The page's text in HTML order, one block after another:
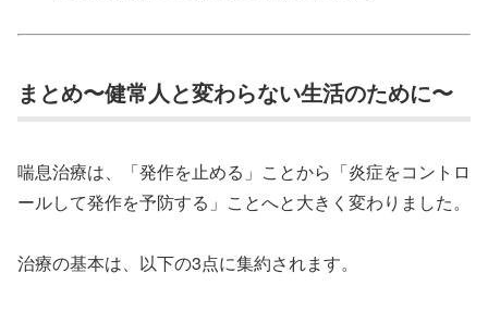
まとめ〜健常人と変わらない生活のために〜
喘息治療は、「発作を止める」ことから「炎症をコントロ
ールして発作を予防する」ことへと大きく変わりました。
治療の基本は、以下の3点に集約されます。